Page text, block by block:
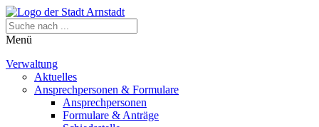
Menü
Verwaltung
Aktuelles
Ansprechpersonen & Formulare
Ansprechpersonen
Formulare & Anträge